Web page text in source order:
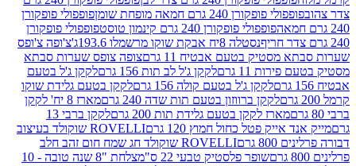
פופקורן 240 גרם חמאה מופחת שומן
פופפולי פופקורן
פופפולי פופקורן 240 גרם קינמון טוסט
פופפולי פופקורן
נסטלה 8יח אבקת שוקו מרשמלו 193.6ג'
צ'ופה צ'ופס
מסטיק בטעם אבטיח 11 גרם
צופה צופס שערות סבתא
11 גרם
לקקן ג'ל לב תות 156 גרם
לקקן ג'ל בטעם
לקקן ג'ל בטעם קולה 156 גרם
לקקן בטעם גלידת שוקו
לקקן ברווזון בטעם תות שדה 240 גרם
מארז 8 יח' לקקן
מארז לקקן בטעם גלידת תות 200 גרם
לקקן ברבי 13
אייק פטל כחול חמוץ 120 גרם
ROVELLI שוקולד בעיצוב
גרם
ROVELLI שוקולד חג שמח חום זהב חלב
שופר פלסטיק טבעי 22 ס"מ
צלחת "8 שנה טובה - 10